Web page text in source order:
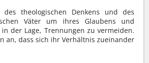
theologischen Denkens und des
Väter um ihres Glaubens und
der Lage, Trennungen zu vermeiden.
an, dass sich ihr Verhältnis zueinander